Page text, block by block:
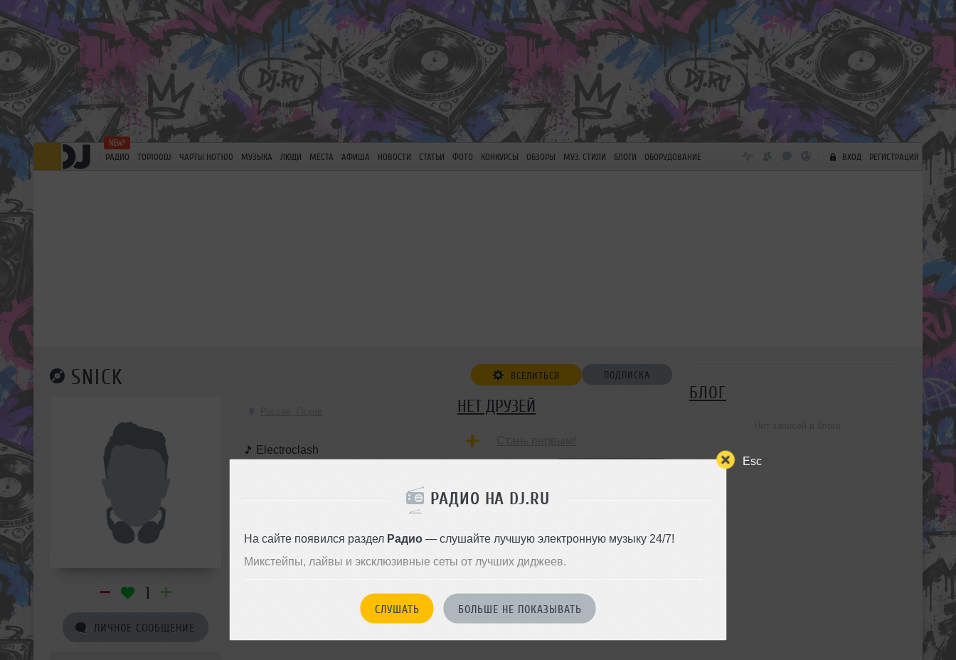
Esc
РАДИО НА DJ.RU
На сайте появился раздел Радио— слушайте лучшую электронную музыку 24/7!
Микстейпы, лайвы и эксклюзивные сеты от лучших диджеев.
СЛУШАТЬ БОЛЬШЕ НЕ ПОКАЗЫВАТЬ
РАДИО TOP100DJ ЧАРТЫ HOT100 МУЗЫКА ЛЮДИ МЕСТА АФИША НОВОСТИ СТАТЬИ ФОТО КОНКУРСЫ ОБЗОРЫ МУЗ. СТИЛИ БЛОГИ ОБОРУДОВАНИЕ ВХОД РЕГИСТРАЦИЯ
SNICK ПОДПИСКА
ВСЕЛИТЬСЯ
1
ЛИЧНОЕ СООБЩЕНИЕ
Electroclash
НЕТ ДРУЗЕЙ
БЛОГ